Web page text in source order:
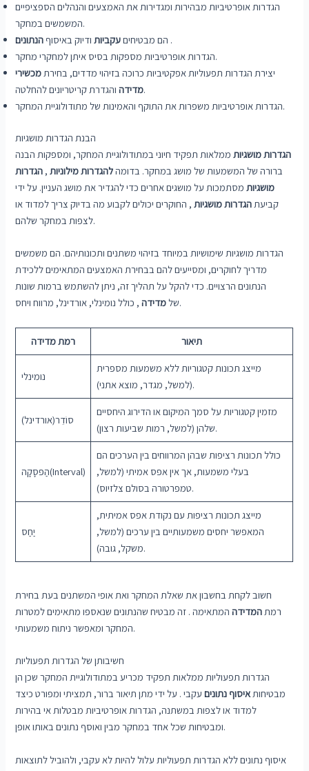
הגדרות אופרטיביות מבהירות ומגדירות את האמצעים והנהלים הספציפיים
המשמשים במחקר.
הם מבטיחיםעקביותודיוק באיסוף הנתונים
.
הגדרות אופרטיביות מספקות בסיס איתן למחקרי מחקר.
יצירת הגדרות תפעוליות אפקטיביות כרוכה בזיהוי מדדים, בחירתמכשירי
מדידהוהגדרת קריטריונים להחלטה.
הגדרות אופרטיביות משפרות את התוקף והאמינות של מתודולוגיית המחקר.
הבנת הגדרות מושגיות
הגדרות מושגיותממלאות תפקיד חיוני במתודולוגיית המחקר, ומספקות הבנה
ברורה של המשמעות של מושג במחקר. בדומהלהגדרות מילוניות, הגדרות
מושגיותמסתמכות על מושגים אחרים כדי להגדיר את מושג העניין. על ידי
קביעתהגדרות מושגיות, החוקרים יכולים לקבוע מה בדיוק צריך למדוד או
לצפות במחקר שלהם.
הגדרות מושגיות שימושיות במיוחד בזיהוי משתנים ותכונותיהם. הם משמשים
מדריך לחוקרים, ומסייעים להם בבחירת האמצעים המתאימים ללכידת
הנתונים הרצויים. כדי להקל על תהליך זה, ניתן להשתמש ברמות שונות
שלמדידה , כולל נומינלי, אורדינל, מרווח ויחס.
רמת מדידה תיאור
נומינלי
מייצג תכונות קטגוריות ללא משמעות מספרית
(למשל, מגדר, מוצא אתני).
סוֹדֵר(אורדינל)
מזמין קטגוריות על סמך המיקום או הדירוג היחסיים
שלהן (למשל, רמות שביעות רצון).
הַפסָקָה(Interval)
כולל תכונות רציפות שבהן המרווחים בין הערכים הם
בעלי משמעות, אך אין אפס אמיתי (למשל,
טמפרטורה בסולם צלזיוס).
יַחַס
מייצג תכונות רציפות עם נקודת אפס אמיתית,
המאפשר יחסים משמעותיים בין ערכים (למשל,
משקל, גובה).
חשוב לקחת בחשבון את שאלת המחקר ואת אופי המשתנים בעת בחירת
רמתהמדידההמתאימה . זה מבטיח שהנתונים שנאספו מתאימים למטרות
המחקר ומאפשר ניתוח משמעותי.
חשיבותן של הגדרות תפעוליות
הגדרות תפעוליות ממלאות תפקיד מכריע במתודולוגיית המחקר שכן הן
מבטיחותאיסוף נתוניםעקבי . על ידי מתן תיאור ברור, תמציתי ומפורט כיצד
למדוד או לצפות במשתנה, הגדרות אופרטיביות מבטלות אי בהירות
ומבטיחות שכל אחד במחקר מבין ואוסף נתונים באותו אופן.
איסוף נתונים ללא הגדרות תפעוליות עלול להיות לא עקבי, ולהוביל לתוצאות